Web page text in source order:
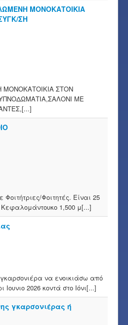
ΜΟΝΟΚΑΤΟΙΚΙΑ
ΣΗ
ΣΤΟΝ
ΜΕ
Φοιτήτριες/Φοιτητές. Είναι 25
Κεφαλομάντουκο 1,500 μ[...]
να ενοικιάσω από
2026 κοντά στο Ιόνι[...]
γκαρσονιέρας ή